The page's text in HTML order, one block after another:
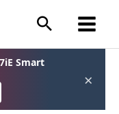
Smart
×